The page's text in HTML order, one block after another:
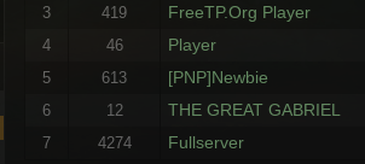
3
419 FreeTP.Org Player
4
46 Player
5
613 [PNP]Newbie
6
12 THE GREAT GABRIEL
7
4274 Fullserver